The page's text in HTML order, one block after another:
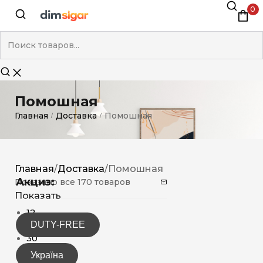
0
Помошная
Главная / Доставка / Помошная
Акциз:
DUTY-FREE
Україна
Главная/Доставка/Помошная
Показано все 170 товаров
Показать
12
15
30